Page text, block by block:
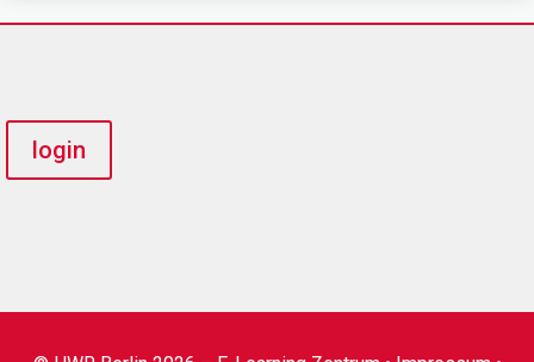
login